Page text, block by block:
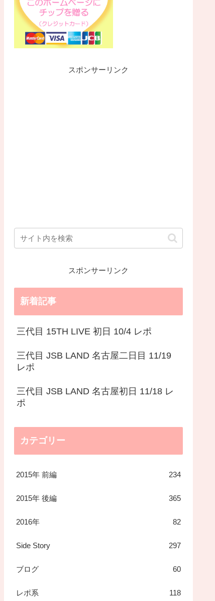
スポンサーリンク
スポンサーリンク
新着記事
三代目 15TH LIVE 初日 10/4 レポ
三代目 JSB LAND 名古屋二日目 11/19
レポ
三代目 JSB LAND 名古屋初日 11/18 レ
ポ
カテゴリー
2015年 前編 234
2015年 後編 365
2016年 82
Side Story 297
ブログ 60
レポ系 118